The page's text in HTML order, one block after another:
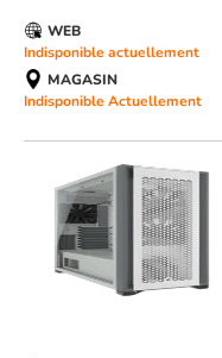
WEB
Indisponible actuellement
MAGASIN
Indisponible Actuellement